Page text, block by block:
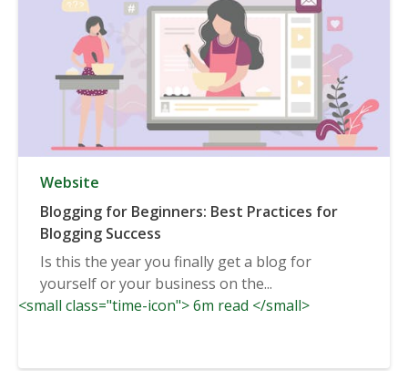
Website
Blogging for Beginners: Best Practices for
Blogging Success
Is this the year you finally get a blog for
yourself or your business on the...
<small class="time-icon"> 6m read </small>